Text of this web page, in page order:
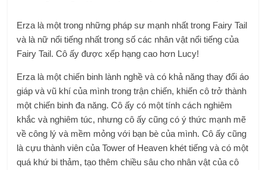
Erza là một trong những pháp sư mạnh nhất trong Fairy Tail
và là nữ nổi tiếng nhất trong số các nhân vật nổi tiếng của
Fairy Tail. Cô ấy được xếp hạng cao hơn Lucy!
Erza là một chiến binh lành nghề và có khả năng thay đổi áo
giáp và vũ khí của mình trong trận chiến, khiến cô trở thành
một chiến binh đa năng. Cô ấy có một tính cách nghiêm
khắc và nghiêm túc, nhưng cô ấy cũng có ý thức mạnh mẽ
về công lý và mềm mỏng với bạn bè của mình. Cô ấy cũng
là cựu thành viên của Tower of Heaven khét tiếng và có một
quá khứ bi thảm, tạo thêm chiều sâu cho nhân vật của cô